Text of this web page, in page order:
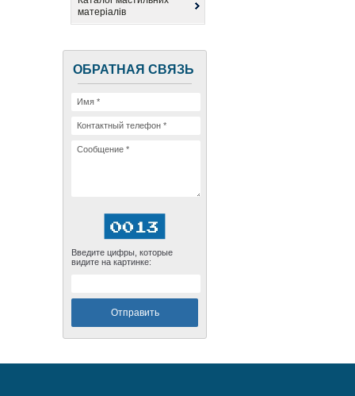
матеріалів
ОБРАТНАЯ СВЯЗЬ
Введите цифры, которые
видите на картинке: